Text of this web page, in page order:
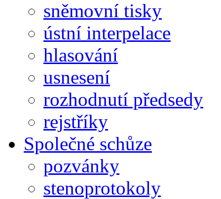
sněmovní tisky
ústní interpelace
hlasování
usnesení
rozhodnutí předsedy
rejstříky
Společné schůze
pozvánky
stenoprotokoly